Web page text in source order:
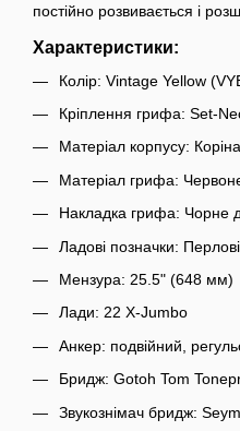
постійно розвивається і
Характеристики:
Колір: Vintage Yellow
Кріплення грифа: Set-
Матеріал корпусу: Коріна
Матеріал грифа:
Накладка грифа: Чорне
Ладові позначки:
Мензура: 25.5" (648 мм)
Лади: 22 X-Jumbo
Анкер: подвійний,
Бридж: Gotoh Tom
Звукознімач бридж: